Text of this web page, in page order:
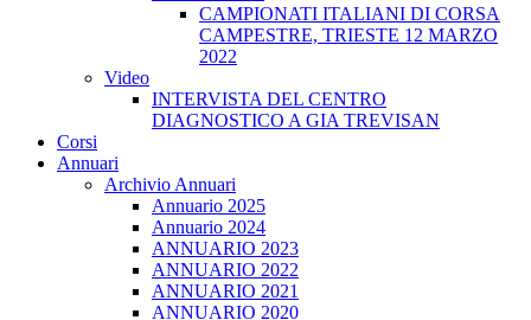
CAMPIONATI ITALIANI DI CORSA
CAMPESTRE, TRIESTE 12 MARZO
2022
Video
INTERVISTA DEL CENTRO
DIAGNOSTICO A GIA TREVISAN
Corsi
Annuari
Archivio Annuari
Annuario 2025
Annuario 2024
ANNUARIO 2023
ANNUARIO 2022
ANNUARIO 2021
ANNUARIO 2020